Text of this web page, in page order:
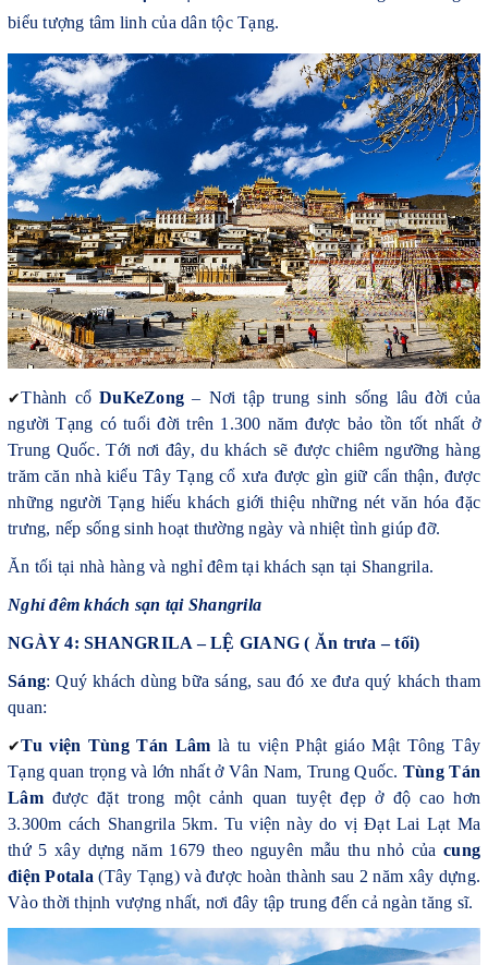
biểu tượng tâm linh của dân tộc Tạng.
✔Thành cổDuKeZong – Nơi tập trung sinh sống lâu đời của
người Tạng có tuổi đời trên 1.300 năm được bảo tồn tốt nhất ở
Trung Quốc. Tới nơi đây, du khách sẽ được chiêm ngưỡng hàng
trăm căn nhà kiểu Tây Tạng cổ xưa được gìn giữ cẩn thận, được
những người Tạng hiếu khách giới thiệu những nét văn hóa đặc
trưng, nếp sống sinh hoạt thường ngày và nhiệt tình giúp đỡ.
Ăn tối tại nhà hàng và nghỉ đêm tại khách sạn tại Shangrila.
Nghỉ đêm khách sạn tại Shangrila
NGÀY 4: SHANGRILA – LỆ GIANG ( Ăn trưa – tối)
Sáng: Quý khách dùng bữa sáng, sau đó xe đưa quý khách tham
quan:
✔Tu viện Tùng Tán Lâm là tu viện Phật giáo Mật Tông Tây
Tạng quan trọng và lớn nhất ở Vân Nam, Trung Quốc. Tùng Tán
Lâmđược đặt trong một cảnh quan tuyệt đẹp ở độ cao hơn
3.300m cách Shangrila 5km. Tu viện này do vị Đạt Lai Lạt Ma
thứ 5 xây dựng năm 1679 theo nguyên mẫu thu nhỏ của cung
điện Potala (Tây Tạng) và được hoàn thành sau 2 năm xây dựng.
Vào thời thịnh vượng nhất, nơi đây tập trung đến cả ngàn tăng sĩ.